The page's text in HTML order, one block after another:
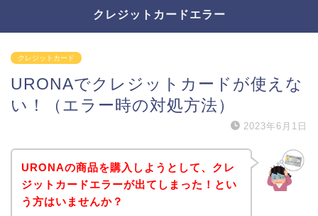
クレジットカードエラー
クレジットカード
URONAでクレジットカードが使えな
い！（エラー時の対処方法）
2023年6月1日
URONAの商品を購入しようとして、クレ
ジットカードエラーが出てしまった！とい
う方はいませんか？